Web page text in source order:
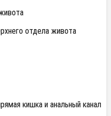
отдела живота
кишка и анальный канал